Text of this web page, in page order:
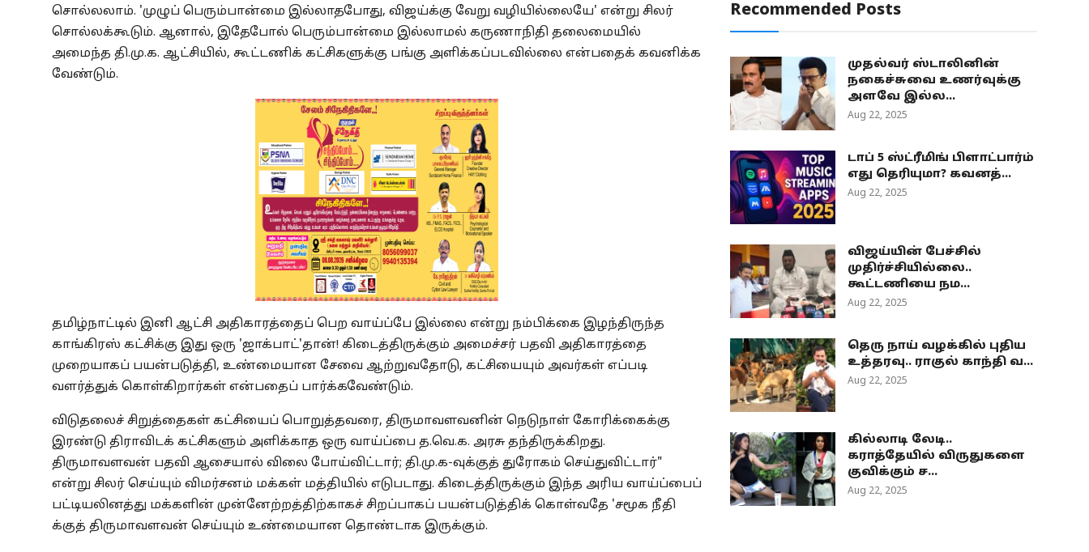
சொல்லலாம். 'முழுப் பெரும்பான்மை இல்லாதபோது, விஜய்க்கு வேறு வழியில்லையே' என்று சிலர்
சொல்லக்கூடும். ஆனால், இதேபோல் பெரும்பான்மை இல்லாமல் கருணாநிதி தலைமையில்
அமைந்த தி.மு.க. ஆட்சியில், கூட்டணிக் கட்சிகளுக்கு பங்கு அளிக்கப்படவில்லை என்பதைக் கவனிக்க
வேண்டும்.
தமிழ்நாட்டில் இனி ஆட்சி அதிகாரத்தைப் பெற வாய்ப்பே இல்லை என்று நம்பிக்கை இழந்திருந்த
காங்கிரஸ் கட்சிக்கு இது ஒரு 'ஜாக்பாட்'தான்! கிடைத்திருக்கும் அமைச்சர் பதவி அதிகாரத்தை
முறையாகப் பயன்படுத்தி, உண்மையான சேவை ஆற்றுவதோடு, கட்சியையும் அவர்கள் எப்படி
வளர்த்துக் கொள்கிறார்கள் என்பதைப் பார்க்கவேண்டும்.
விடுதலைச் சிறுத்தைகள் கட்சியைப் பொறுத்தவரை, திருமாவளவனின் நெடுநாள் கோரிக்கைக்கு
இரண்டு திராவிடக் கட்சிகளும் அளிக்காத ஒரு வாய்ப்பை த.வெ.க. அரசு தந்திருக்கிறது.
திருமாவளவன் பதவி ஆசையால் விலை போய்விட்டார்; தி.மு.க-வுக்குத் துரோகம் செய்துவிட்டார்"
என்று சிலர் செய்யும் விமர்சனம் மக்கள் மத்தியில் எடுபடாது. கிடைத்திருக்கும் இந்த அரிய வாய்ப்பைப்
பட்டியலினத்து மக்களின் முன்னேற்றத்திற்காகச் சிறப்பாகப் பயன்படுத்திக் கொள்வதே 'சமூக நீதி
க்குத் திருமாவளவன் செய்யும் உண்மையான தொண்டாக இருக்கும்.
Recommended Posts
முதல்வர் ஸ்டாலினின்
நகைச்சுவை உணர்வுக்கு
அளவே இல்ல...
Aug 22, 2025
டாப் 5 ஸ்ட்ரீமிங் பிளாட்பார்ம்
எது தெரியுமா? கவனத்...
Aug 22, 2025
விஜய்யின் பேச்சில்
முதிர்ச்சியில்லை..
கூட்டணியை நம...
Aug 22, 2025
தெரு நாய் வழக்கில் புதிய
உத்தரவு.. ராகுல் காந்தி வ...
Aug 22, 2025
கில்லாடி லேடி..
கராத்தேயில் விருதுகளை
குவிக்கும் ச...
Aug 22, 2025